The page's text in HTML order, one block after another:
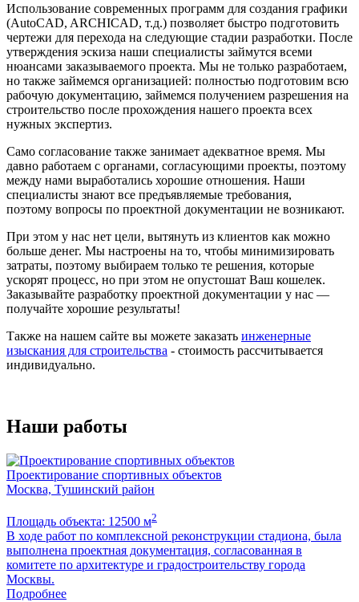
Использование современных программ для создания графики
(AutoCAD, ARCHICAD, т.д.) позволяет быстро подготовить
чертежи для перехода на следующие стадии разработки. После
утверждения эскиза наши специалисты займутся всеми
нюансами заказываемого проекта. Мы не только разработаем,
но также займемся организацией: полностью подготовим всю
рабочую документацию, займемся получением разрешения на
строительство после прохождения нашего проекта всех
нужных экспертиз.
Само согласование также занимает адекватное время. Мы
давно работаем с органами, согласующими проекты, поэтому
между нами выработались хорошие отношения. Наши
специалисты знают все предъявляемые требования,
поэтому вопросы по проектной документации не возникают.
При этом у нас нет цели, вытянуть из клиентов как можно
больше денег. Мы настроены на то, чтобы минимизировать
затраты, поэтому выбираем только те решения, которые
ускорят процесс, но при этом не опустошат Ваш кошелек.
Заказывайте разработку проектной документации у нас —
получайте хорошие результаты!
Также на нашем сайте вы можете заказать инженерные
изыскания для строительства - стоимость рассчитывается
индивидуально.
Наши работы
Проектирование спортивных объектов
Москва, Тушинский район
Площадь объекта: 12500 м2
В ходе работ по комплексной реконструкции стадиона, была
выполнена проектная документация, согласованная в
комитете по архитектуре и градостроительству города
Москвы.
Подробнее